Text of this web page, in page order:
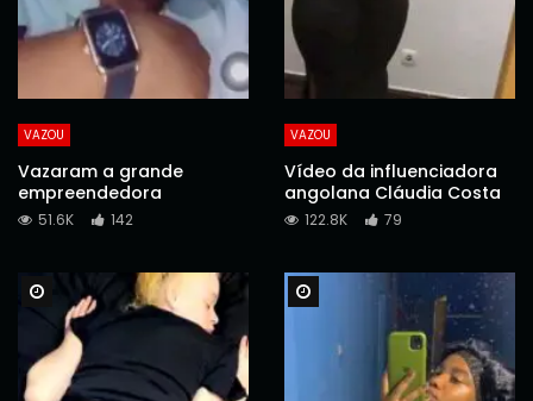
VAZOU
Vazaram a grande
empreendedora
51.6K 142
VAZOU
Vídeo da influenciadora
angolana Cláudia Costa
122.8K 79
Watch Later Watch Later